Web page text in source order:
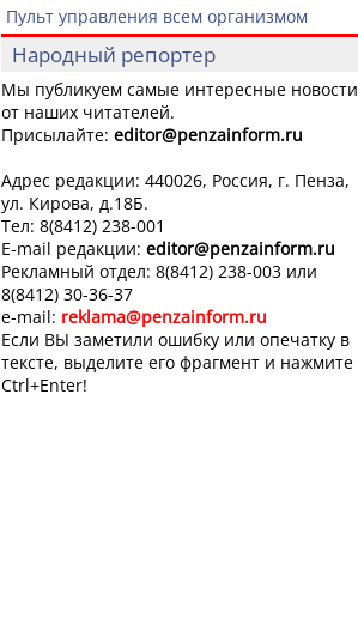
Пульт управления всем организмом
Народный репортер
Мы публикуем самые интересные новости
от наших читателей.
Присылайте: editor@penzainform.ru
Адрес редакции: 440026, Россия, г. Пенза,
ул. Кирова, д.18Б.
Тел: 8(8412) 238-001
E-mail редакции: editor@penzainform.ru
Рекламный отдел: 8(8412) 238-003 или
8(8412) 30-36-37
e-mail: reklama@penzainform.ru
Если ВЫ заметили ошибку или опечатку в
тексте, выделите его фрагмент и нажмите
Ctrl+Enter!